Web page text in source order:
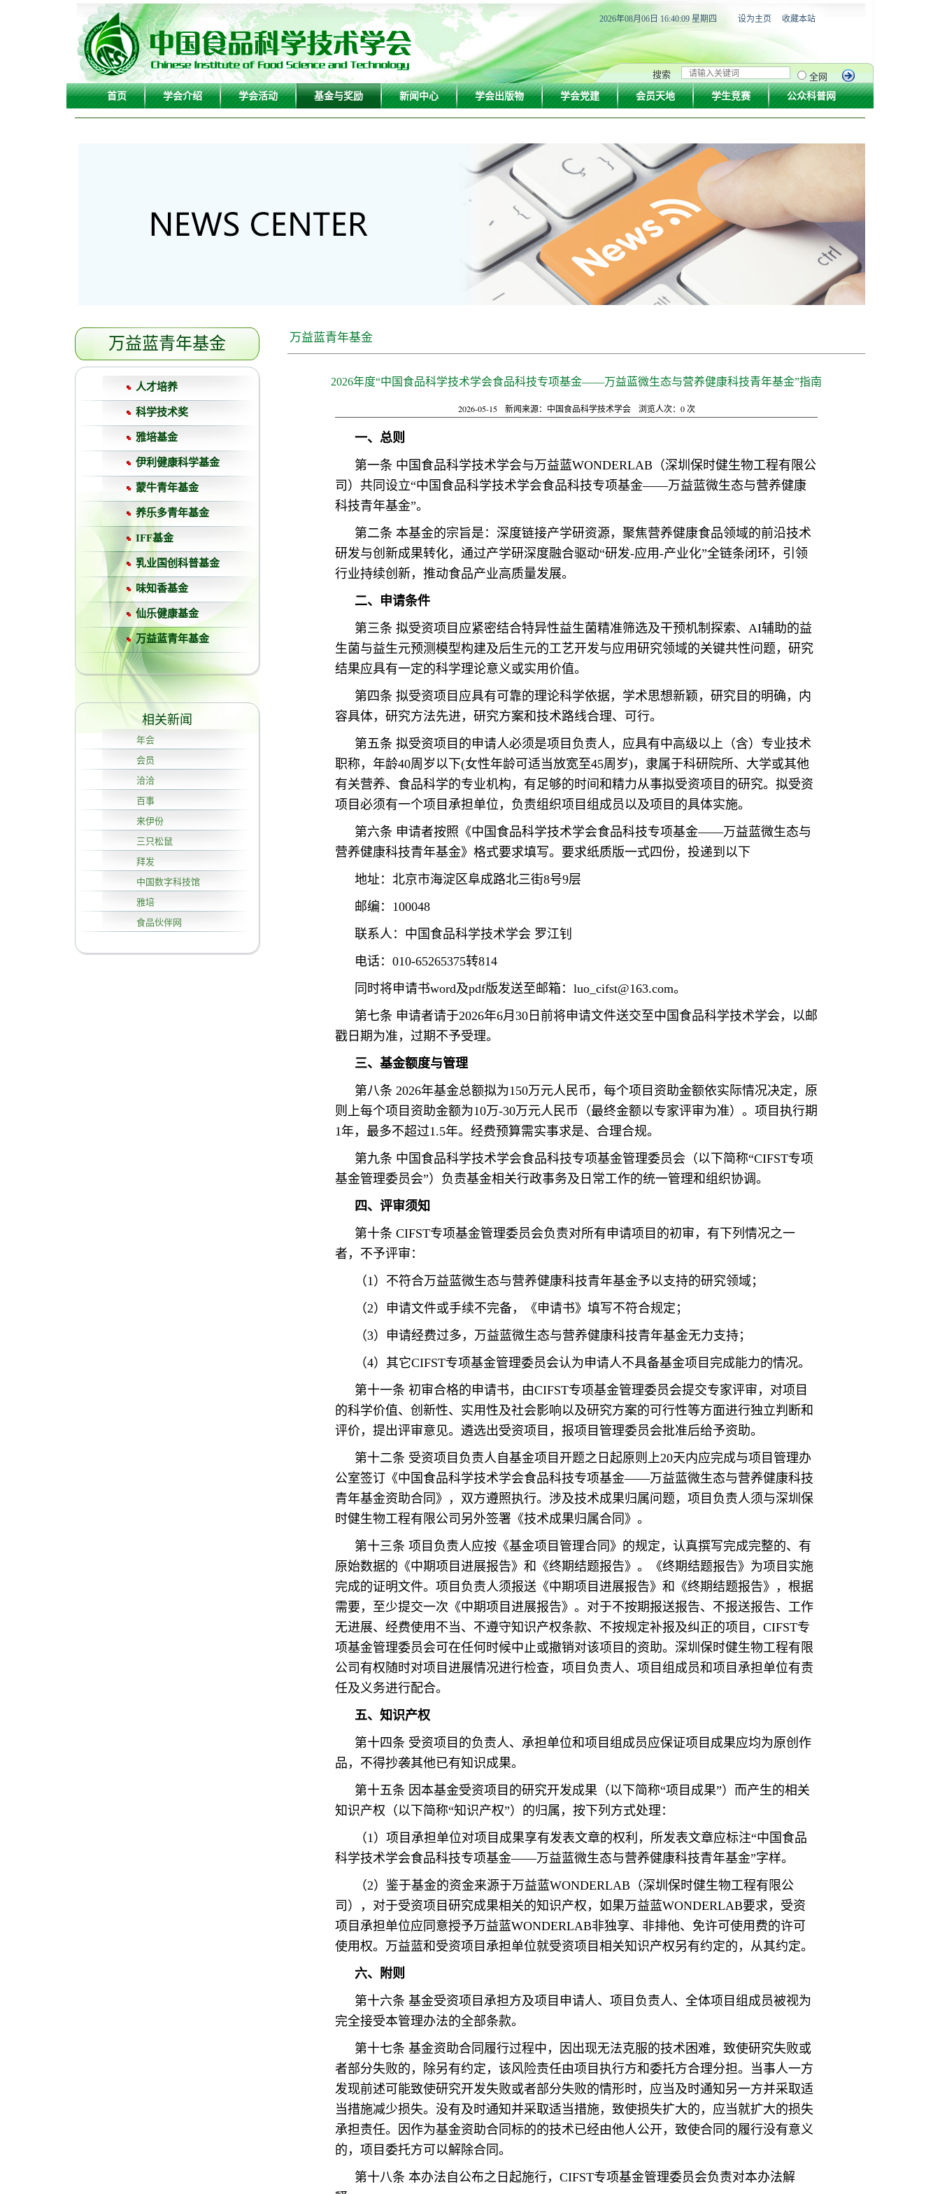
2026年08月06日 16:40:10 星期四 设为主页 收藏本站
搜索
全网
首页
学会介绍 学会活动 基金与奖励 新闻中心 学会出版物 学会党建 会员天地 学生竞赛 公众科普网
万益蓝青年基金
人才培养
科学技术奖
雅培基金
伊利健康科学基金
蒙牛青年基金
养乐多青年基金
IFF基金
乳业国创科普基金
味知香基金
仙乐健康基金
万益蓝青年基金
相关新闻
年会
会员
洽洽
百事
来伊份
三只松鼠
拜发
中国数字科技馆
雅培
食品伙伴网
万益蓝青年基金
2026年度“中国食品科学技术学会食品科技专项基金——万益蓝微生态与营养健康科技青年基金”指南
2026-05-15 新闻来源：中国食品科学技术学会 浏览人次： 0次
一、总则
第一条 中国食品科学技术学会与万益蓝WONDERLAB（深圳保时健生物工程有限公
司）共同设立“中国食品科学技术学会食品科技专项基金——万益蓝微生态与营养健康
科技青年基金”。
第二条 本基金的宗旨是：深度链接产学研资源，聚焦营养健康食品领域的前沿技术
研发与创新成果转化，通过产学研深度融合驱动“研发-应用-产业化”全链条闭环，引领
行业持续创新，推动食品产业高质量发展。
二、申请条件
第三条 拟受资项目应紧密结合特异性益生菌精准筛选及干预机制探索、AI辅助的益
生菌与益生元预测模型构建及后生元的工艺开发与应用研究领域的关键共性问题，研究
结果应具有一定的科学理论意义或实用价值。
第四条 拟受资项目应具有可靠的理论科学依据，学术思想新颖，研究目的明确，内
容具体，研究方法先进，研究方案和技术路线合理、可行。
第五条 拟受资项目的申请人必须是项目负责人，应具有中高级以上（含）专业技术
职称，年龄40周岁以下(女性年龄可适当放宽至45周岁)，隶属于科研院所、大学或其他
有关营养、食品科学的专业机构，有足够的时间和精力从事拟受资项目的研究。拟受资
项目必须有一个项目承担单位，负责组织项目组成员以及项目的具体实施。
第六条 申请者按照《中国食品科学技术学会食品科技专项基金——万益蓝微生态与
营养健康科技青年基金》格式要求填写。要求纸质版一式四份，投递到以下
地址：北京市海淀区阜成路北三街8号9层
邮编：100048
联系人：中国食品科学技术学会 罗江钊
电话：010-65265375转814
同时将申请书word及pdf版发送至邮箱：luo_cifst@163.com。
第七条 申请者请于2026年6月30日前将申请文件送交至中国食品科学技术学会，以邮
戳日期为准，过期不予受理。
三、基金额度与管理
第八条 2026年基金总额拟为150万元人民币，每个项目资助金额依实际情况决定，原
则上每个项目资助金额为10万-30万元人民币（最终金额以专家评审为准）。项目执行期
1年，最多不超过1.5年。经费预算需实事求是、合理合规。
第九条 中国食品科学技术学会食品科技专项基金管理委员会（以下简称“CIFST专项
基金管理委员会”）负责基金相关行政事务及日常工作的统一管理和组织协调。
四、评审须知
第十条 CIFST专项基金管理委员会负责对所有申请项目的初审，有下列情况之一
者，不予评审：
（1）不符合万益蓝微生态与营养健康科技青年基金予以支持的研究领域；
（2）申请文件或手续不完备，《申请书》填写不符合规定；
（3）申请经费过多，万益蓝微生态与营养健康科技青年基金无力支持；
（4）其它CIFST专项基金管理委员会认为申请人不具备基金项目完成能力的情况。
第十一条 初审合格的申请书，由CIFST专项基金管理委员会提交专家评审，对项目
的科学价值、创新性、实用性及社会影响以及研究方案的可行性等方面进行独立判断和
评价，提出评审意见。遴选出受资项目，报项目管理委员会批准后给予资助。
第十二条 受资项目负责人自基金项目开题之日起原则上20天内应完成与项目管理办
公室签订《中国食品科学技术学会食品科技专项基金——万益蓝微生态与营养健康科技
青年基金资助合同》，双方遵照执行。涉及技术成果归属问题，项目负责人须与深圳保
时健生物工程有限公司另外签署《技术成果归属合同》。
第十三条 项目负责人应按《基金项目管理合同》的规定，认真撰写完成完整的、有
原始数据的《中期项目进展报告》和《终期结题报告》。《终期结题报告》为项目实施
完成的证明文件。项目负责人须报送《中期项目进展报告》和《终期结题报告》，根据
需要，至少提交一次《中期项目进展报告》。对于不按期报送报告、不报送报告、工作
无进展、经费使用不当、不遵守知识产权条款、不按规定补报及纠正的项目，CIFST专
项基金管理委员会可在任何时候中止或撤销对该项目的资助。深圳保时健生物工程有限
公司有权随时对项目进展情况进行检查，项目负责人、项目组成员和项目承担单位有责
任及义务进行配合。
五、知识产权
第十四条 受资项目的负责人、承担单位和项目组成员应保证项目成果应均为原创作
品，不得抄袭其他已有知识成果。
第十五条 因本基金受资项目的研究开发成果（以下简称“项目成果”）而产生的相关
知识产权（以下简称“知识产权”）的归属，按下列方式处理：
（1）项目承担单位对项目成果享有发表文章的权利，所发表文章应标注“中国食品
科学技术学会食品科技专项基金——万益蓝微生态与营养健康科技青年基金”字样。
（2）鉴于基金的资金来源于万益蓝WONDERLAB（深圳保时健生物工程有限公
司），对于受资项目研究成果相关的知识产权，如果万益蓝WONDERLAB要求，受资
项目承担单位应同意授予万益蓝WONDERLAB非独享、非排他、免许可使用费的许可
使用权。万益蓝和受资项目承担单位就受资项目相关知识产权另有约定的，从其约定。
六、附则
第十六条 基金受资项目承担方及项目申请人、项目负责人、全体项目组成员被视为
完全接受本管理办法的全部条款。
第十七条 基金资助合同履行过程中，因出现无法克服的技术困难，致使研究失败或
者部分失败的，除另有约定，该风险责任由项目执行方和委托方合理分担。当事人一方
发现前述可能致使研究开发失败或者部分失败的情形时，应当及时通知另一方并采取适
当措施减少损失。没有及时通知并采取适当措施，致使损失扩大的，应当就扩大的损失
承担责任。因作为基金资助合同标的的技术已经由他人公开，致使合同的履行没有意义
的，项目委托方可以解除合同。
第十八条 本办法自公布之日起施行，CIFST专项基金管理委员会负责对本办法解